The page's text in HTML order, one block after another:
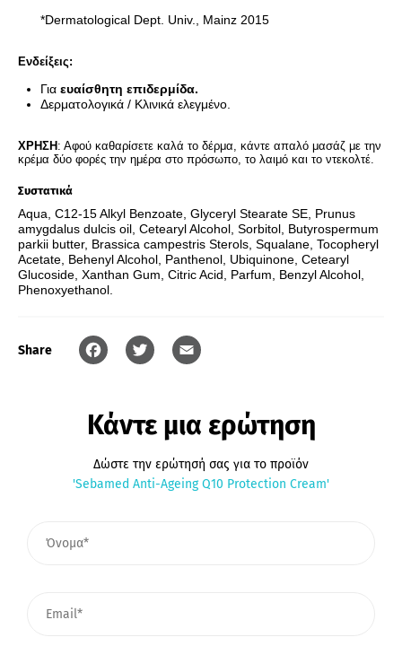
*Dermatological Dept. Univ., Mainz 2015
Ενδείξεις:
Για ευαίσθητη επιδερμίδα.
Δερματολογικά / Κλινικά ελεγμένο.
ΧΡΗΣΗ : Αφού καθαρίσετε καλά το δέρμα, κάντε απαλό μασάζ με την
κρέμα δύο φορές την ημέρα στο πρόσωπο, το λαιμό και το ντεκολτέ.
Συστατικά
Aqua, C12-15 Alkyl Benzoate, Glyceryl Stearate SE, Prunus
amygdalus dulcis oil, Cetearyl Alcohol, Sorbitol, Butyrospermum
parkii butter, Brassica campestris Sterols, Squalane, Tocopheryl
Acetate, Behenyl Alcohol, Panthenol, Ubiquinone, Cetearyl
Glucoside, Xanthan Gum, Citric Acid, Parfum, Benzyl Alcohol,
Phenoxyethanol.
Share
Κάντε μια ερώτηση
Δώστε την ερώτησή σας για το προϊόν
'Sebamed Anti-Ageing Q10 Protection Cream'